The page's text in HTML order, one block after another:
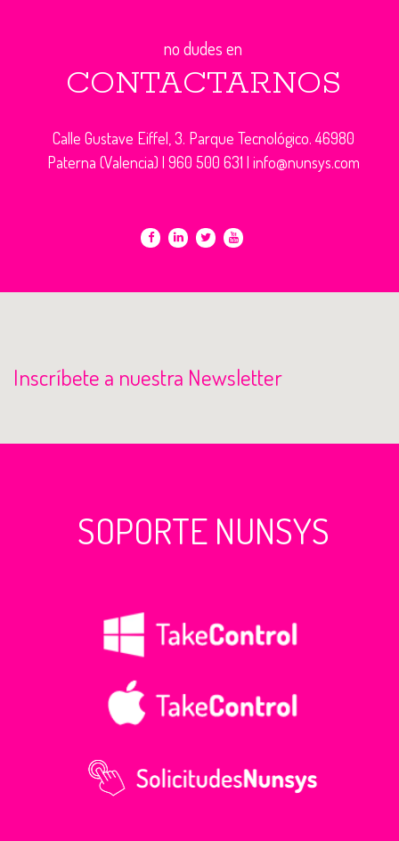
no dudes en
CONTACTARNOS
Calle Gustave Eiffel, 3. Parque Tecnológico. 46980
Paterna (Valencia) | 960 500 631 | info@nunsys.com
Inscríbete a nuestra Newsletter
SOPORTE NUNSYS